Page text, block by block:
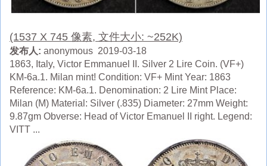
(1537 X 745 像素, 文件大小: ~252K)
发布人: anonymous 2019-03-18
1863, Italy, Victor Emmanuel II. Silver 2 Lire Coin. (VF+)
KM-6a.1. Milan mint! Condition: VF+ Mint Year: 1863
Reference: KM-6a.1. Denomination: 2 Lire Mint Place:
Milan (M) Material: Silver (.835) Diameter: 27mm Weight:
9.87gm Obverse: Head of Victor Emanuel II right. Legend:
VITT ...